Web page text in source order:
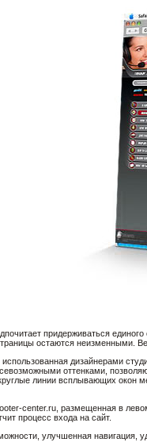
придерживаться
остаются неизменными.
дизайнерами
оттенками,
линии всплывающих окон
center.ru, размещенная в
процесс входа на сайт.
улучшенная навигация,